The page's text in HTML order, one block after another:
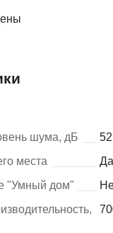
шума, дБ
52
места
Да
"Умный дом"